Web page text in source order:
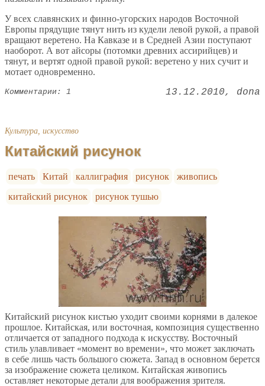
У всех славянских и финно-угорских народов Восточной
Европы прядущие тянут нить из кудели левой рукой, а правой
вращают веретено. На Кавказе и в Средней Азии поступают
наоборот. А вот айсоры (потомки древних ассирийцев) и
тянут, и вертят одной правой рукой: веретено у них сучит и
мотает одновременно.
Комментарии: 1 13.12.2010 dona
Культура, искусство
Китайский рисунок
печать Китай каллиграфия рисунок
живопись
китайский рисунок
рисунок тушью
Китайский рисунок кистью уходит своими корнями в далекое
прошлое. Китайская, или восточная, композиция существенно
отличается от западного подхода к искусству. Восточный
стиль улавливает «момент во времени», что может заключать
в себе лишь часть большого сюжета. Запад в основном берется
за изображение сюжета целиком. Китайская живопись
оставляет некоторые детали для воображения зрителя.